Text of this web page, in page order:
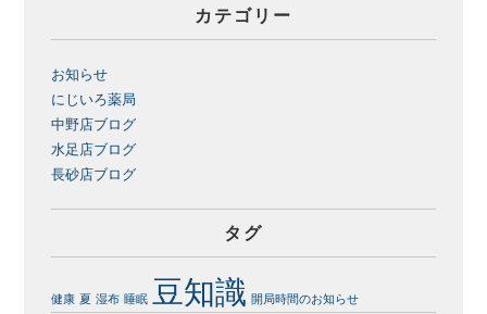
カテゴリー
お知らせ
にじいろ薬局
中野店ブログ
水足店ブログ
長砂店ブログ
タグ
健康 夏 湿布 睡眠 豆知識 開局時間のお知らせ